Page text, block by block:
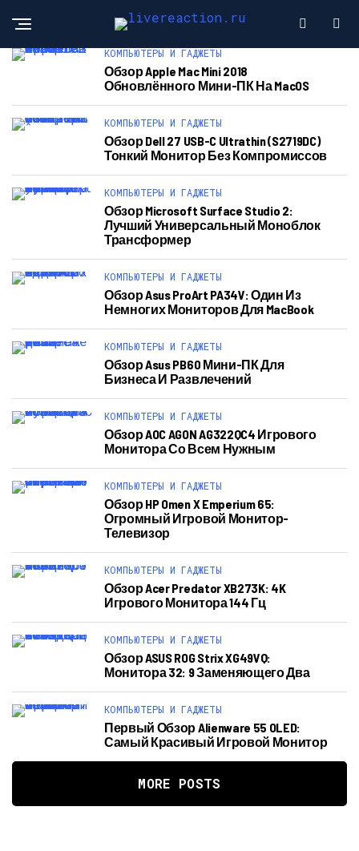
КОМПЬЮТЕРЫ И ГАДЖЕТЫ
Обзор Apple Mac Mini 2018
Обновлённого Мини-ПК На MacOS
КОМПЬЮТЕРЫ И ГАДЖЕТЫ
Обзор Dell 27 USB-C Ultrathin (S2719DC)
Тонкий Монитор Без Компромиссов
КОМПЬЮТЕРЫ И ГАДЖЕТЫ
Обзор Microsoft Surface Studio 2:
Лучший Универсальный Моноблок
Трансформер
КОМПЬЮТЕРЫ И ГАДЖЕТЫ
Обзор Asus ProArt PA34V: Один Из
Немногих Мониторов Для MacBook
КОМПЬЮТЕРЫ И ГАДЖЕТЫ
Обзор Asus PB60 Мини-ПК Для
Бизнеса И Развлечений
КОМПЬЮТЕРЫ И ГАДЖЕТЫ
Обзор AOC AGON AG322QC4 Игрового
Монитора Со Всем Нужным
КОМПЬЮТЕРЫ И ГАДЖЕТЫ
Обзор HP Omen X Emperium 65:
Огромный Игровой Монитор-
Телевизор
КОМПЬЮТЕРЫ И ГАДЖЕТЫ
Обзор Acer Predator XB273K: 4K
Игрового Монитора 144 Гц
КОМПЬЮТЕРЫ И ГАДЖЕТЫ
Обзор ASUS ROG Strix XG49VQ:
Монитора 32: 9 Заменяющего Два
КОМПЬЮТЕРЫ И ГАДЖЕТЫ
Первый Обзор Alienware 55 OLED:
Самый Красивый Игровой Монитор
MORE POSTS